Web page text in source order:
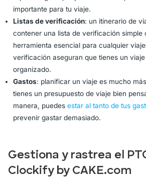
importante para tu viaje.
Listas de verificación: un itinerario de
contener una lista de verificación simple
herramienta esencial para cualquier
verificación aseguran que tienes un
organizado.
Gastos: planificar un viaje es mucho
tienes un presupuesto de viaje bien
manera, puedes estar al tanto de tus
prevenir gastar demasiado.
Gestiona y rastrea el
Clockify by CAKE.com